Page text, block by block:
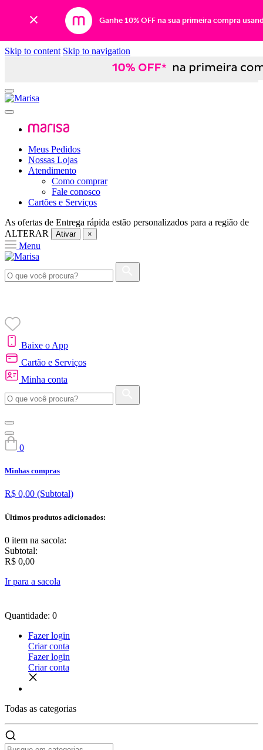
Ganhe 10% OFF na sua primeira compra
Skip to content Skip to navigation
Meus Pedidos
Nossas Lojas
Atendimento
Como comprar
Fale conosco
Cartões e Serviços
As ofertas de Entrega rápida estão personalizados para a região de
ALTERAR
Ativar ×
Menu
Baixe o App
Cartão e Serviços
Minha conta
0
Minhas compras
R$ 0,00 (Subtotal)
Últimos produtos adicionados:
0 item na sacola:
Subtotal:
R$ 0,00
Ir para a sacola
Quantidade: 0
Fazer login
Criar conta
Fazer login
Criar conta
Todas as categorias